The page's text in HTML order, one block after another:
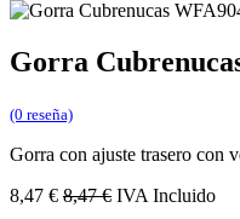
Gorra
(0 reseña)
Gorra con ajuste trasero con
8,47 € 8,47€ IVA Incluido